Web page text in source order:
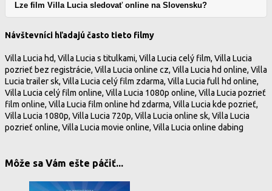
Lze film Villa Lucia sledovať online na Slovensku?
Návštevníci hľadajú často tieto filmy
Villa Lucia hd, Villa Lucia s titulkami, Villa Lucia celý film, Villa Lucia
pozrieť bez registrácie, Villa Lucia online cz, Villa Lucia hd online, Villa
Lucia trailer sk, Villa Lucia celý film zdarma, Villa Lucia full hd online,
Villa Lucia celý film online, Villa Lucia 1080p online, Villa Lucia pozrieť
film online, Villa Lucia film online hd zdarma, Villa Lucia kde pozrieť,
Villa Lucia 1080p, Villa Lucia 720p, Villa Lucia online sk, Villa Lucia
pozrieť online, Villa Lucia movie online, Villa Lucia online dabing
Môže sa Vám ešte páčiť...